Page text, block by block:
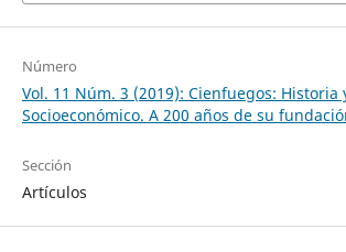
Número
Vol. 11 Núm. 3 (2019): Cienfuegos: Historia
Socioeconómico. A 200 años de su
Sección
Artículos